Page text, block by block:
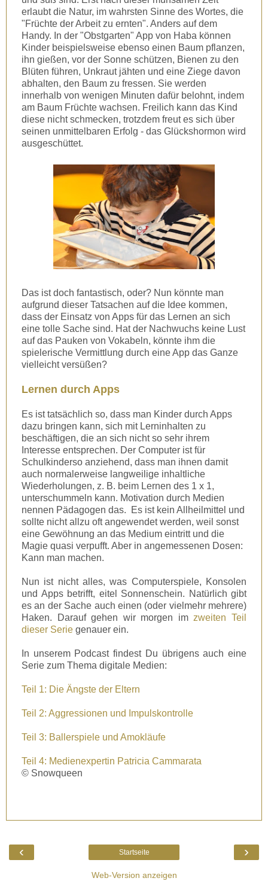
erlaubt die Natur, im wahrsten Sinne des Wortes, die
"Früchte der Arbeit zu ernten". Anders auf dem
Handy. In der "Obstgarten" App von Haba können
Kinder beispielsweise ebenso einen Baum pflanzen,
ihn gießen, vor der Sonne schützen, Bienen zu den
Blüten führen, Unkraut jähten und eine Ziege davon
abhalten, den Baum zu fressen. Sie werden
innerhalb von wenigen Minuten dafür belohnt, indem
am Baum Früchte wachsen. Freilich kann das Kind
diese nicht schmecken, trotzdem freut es sich über
seinen unmittelbaren Erfolg - das Glückshormon wird
ausgeschüttet.
Das ist doch fantastisch, oder? Nun könnte man
aufgrund dieser Tatsachen auf die Idee kommen,
dass der Einsatz von Apps für das Lernen an sich
eine tolle Sache sind. Hat der Nachwuchs keine Lust
auf das Pauken von Vokabeln, könnte ihm die
spielerische Vermittlung durch eine App das Ganze
vielleicht versüßen?
Lernen durch Apps
Es ist tatsächlich so, dass man Kinder durch Apps
dazu bringen kann, sich mit Lerninhalten zu
beschäftigen, die an sich nicht so sehr ihrem
Interesse entsprechen. Der Computer ist für
Schulkinderso anziehend, dass man ihnen damit
auch normalerweise langweilige inhaltliche
Wiederholungen, z. B. beim Lernen des 1 x 1,
unterschummeln kann. Motivation durch Medien
nennen Pädagogen das. Es ist kein Allheilmittel und
sollte nicht allzu oft angewendet werden, weil sonst
eine Gewöhnung an das Medium eintritt und die
Magie quasi verpufft. Aber in angemessenen Dosen:
Kann man machen.
Nun ist nicht alles, was Computerspiele, Konsolen
und Apps betrifft, eitel Sonnenschein. Natürlich gibt
es an der Sache auch einen (oder vielmehr mehrere)
Haken. Darauf gehen wir morgen imzweiten Teil
dieser Serie genauer ein.
In unserem Podcast findest Du übrigens auch eine
Serie zum Thema digitale Medien:
Teil 1: Die Ängste der Eltern
Teil 2: Aggressionen und Impulskontrolle
Teil 3: Ballerspiele und Amokläufe
Teil 4: Medienexpertin Patricia Cammarata
© Snowqueen
‹ ›
Startseite
Web-Version anzeigen